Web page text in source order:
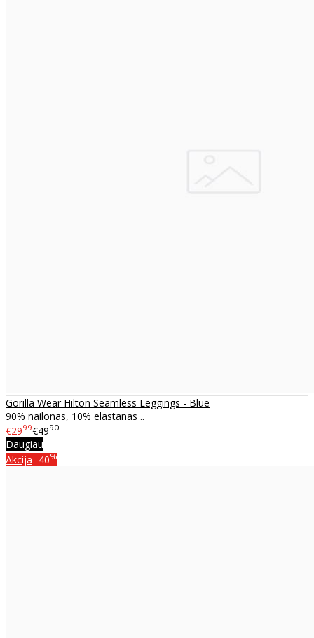
Gorilla Wear Hilton Seamless Leggings - Blue
90% nailonas, 10% elastanas ..
€2999€4990
Daugiau
Akcija -40%